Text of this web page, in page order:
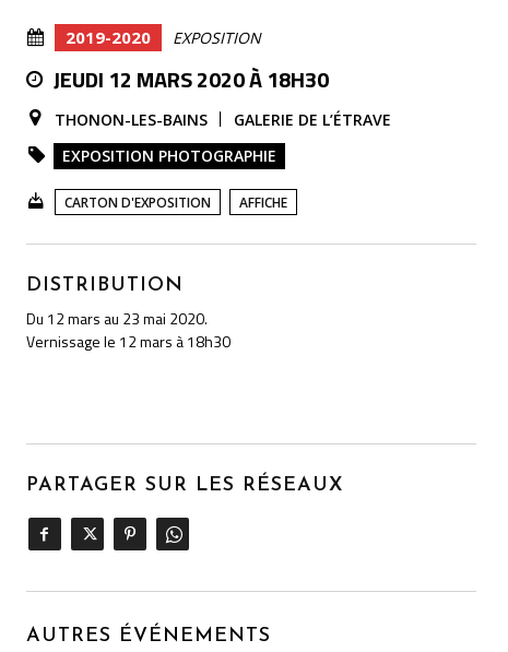
2019-2020 EXPOSITION
JEUDI 12 MARS 2020 À 18H30
THONON-LES-BAINS
GALERIE DE L’ÉTRAVE
EXPOSITION PHOTOGRAPHIE
CARTON D'EXPOSITION AFFICHE
DISTRIBUTION
Du 12 mars au 23 mai 2020.
Vernissage le 12 mars à 18h30
PARTAGER SUR LES RÉSEAUX
AUTRES ÉVÉNEMENTS